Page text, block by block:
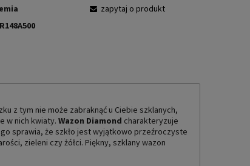
zapytaj o produkt
KOSZTÓW
z tym nie może zabraknąć u Ciebie szklanych,
w nich kwiaty. Wazon Diamond charakteryzuje
sprawia, że szkło jest wyjątkowo przeźroczyste
zieleni czy żółci. Piękny, szklany wazon